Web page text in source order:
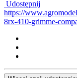
Udostępnij
https://
8rx-410-grimme-